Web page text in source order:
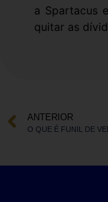
a Spartacus
quitar as
ANTERIOR